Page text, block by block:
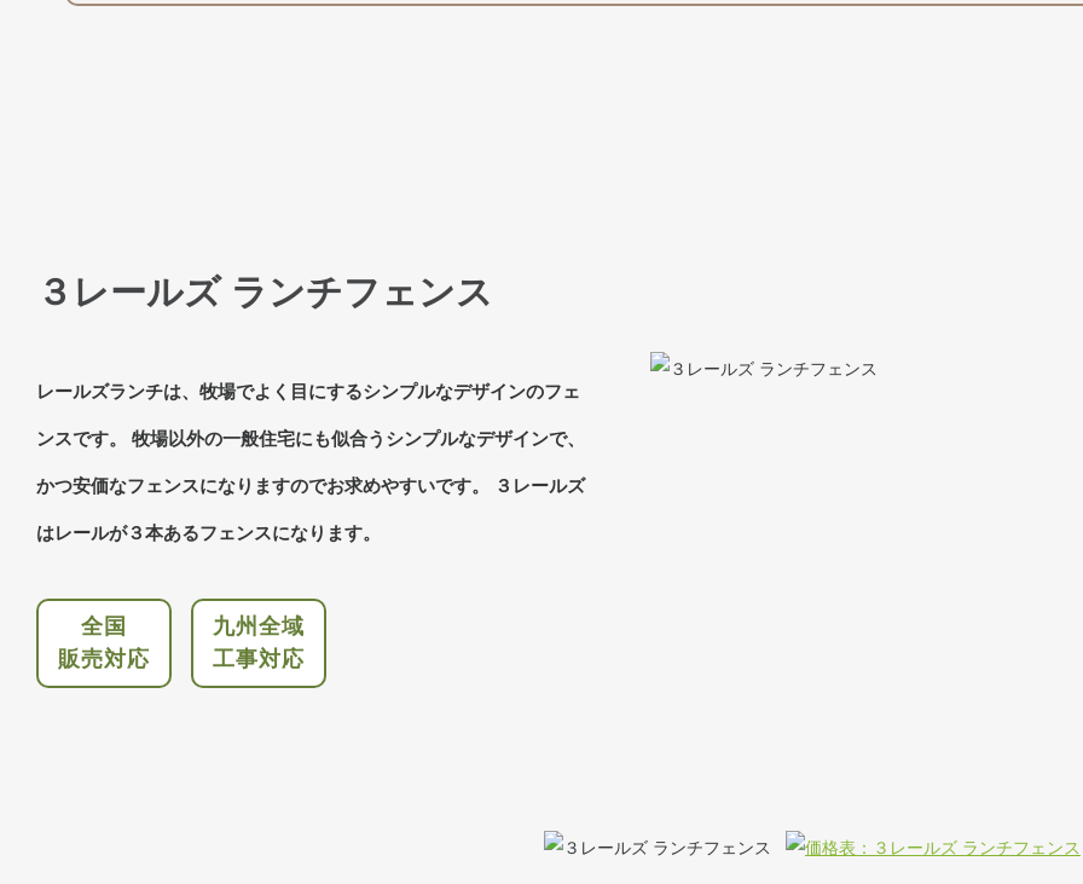
３レールズ ランチフェンス
レールズランチは、牧場でよく目にするシンプルなデザインのフェ
ンスです。 牧場以外の一般住宅にも似合うシンプルなデザインで、
かつ安価なフェンスになりますのでお求めやすいです。 ３レールズ
はレールが３本あるフェンスになります。
全国
販売対応
九州全域
工事対応